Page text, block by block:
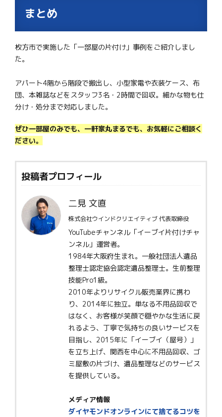
まとめ
枚方市で実施した「一部屋の片付け」事例をご紹介しまし
た。
アパート4階から階段で搬出し、小型家電や衣装ケース、布
団、本雑誌などをスタッフ3名・2時間で回収。細かな物も仕
分け・処分まで対応しました。
ぜひ一部屋のみでも、一軒家丸まるでも、お気軽にご相談く
ださい。
投稿者プロフィール
二見 文直
株式会社ウインドクリエイティブ 代表取締役
YouTubeチャンネル「イーブイ片付けチャ
ンネル」運営者。
1984年大阪府生まれ。一般社団法人遺品
整理士認定協会認定遺品整理士。生前整理
技能Pro1級。
2010年よりリサイクル販売業界に携わ
り、2014年に独立。単なる不用品回収で
はなく、お客様が笑顔で穏やかな生活に戻
れるよう、丁寧で気持ちの良いサービスを
目指し、2015年に「イーブイ（屋号）」
を立ち上げ、関西を中心に不用品回収、ゴ
ミ屋敷の片づけ、遺品整理などのサービス
を提供している。
メディア情報
ダイヤモンドオンラインにて捨てるコツを